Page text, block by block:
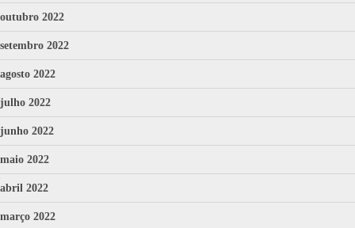
outubro 2022
setembro 2022
agosto 2022
julho 2022
junho 2022
maio 2022
abril 2022
março 2022